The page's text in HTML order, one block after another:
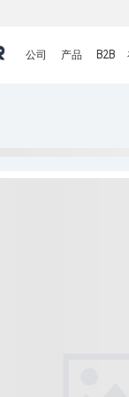
公司 产品 B2B